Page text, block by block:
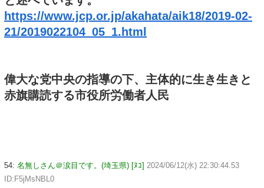
https://www.jcp.or.jp/akahata/aik18/2019-02-
21/2019022104_05_1.html
偉大な党中央の指導の下、主体的に生き生きと
赤旗購読する市役所労働者人民
54: 名無しさん＠涙目です。(埼玉県) [ﾇｺ] 2024/06/12(水) 22:30:44.53
ID:F5jMsNBL0